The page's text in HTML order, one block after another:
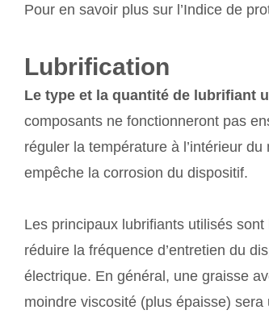
Pour en savoir plus sur l’Indice de
Lubrification
Le type et la quantité de lubrifiant
composants ne fonctionneront pas
réguler la température à l’intérieur
empêche la corrosion du dispositif.
Les principaux lubrifiants utilisés
réduire la fréquence d’entretien du
électrique. En général, une graisse
moindre viscosité (plus épaisse)